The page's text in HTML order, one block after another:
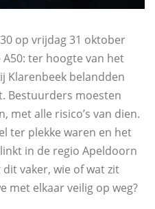
op vrijdag 31 oktober
ter hoogte van het
Klarenbeek belandden
Bestuurders moesten
met alle risico’s van dien.
ter plekke waren en het
in de regio Apeldoorn
vaker, wie of wat zit
met elkaar veilig op weg?